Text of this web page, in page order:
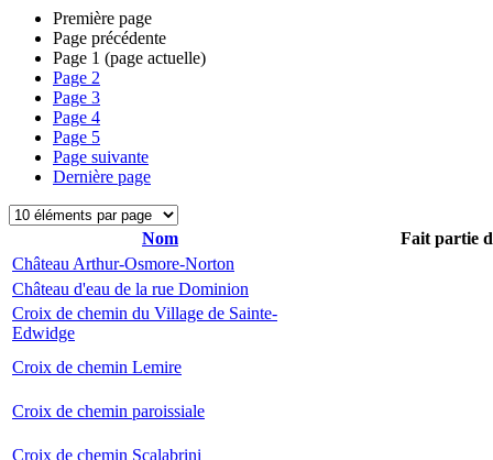
Première page
Page précédente
Page 1 (page actuelle)
Page 2
Page 3
Page 4
Page 5
Page suivante
Dernière page
Nom
Fait partie
Château Arthur-Osmore-Norton
Château d'eau de la rue Dominion
Croix de chemin du Village de Sainte-
Edwidge
Croix de chemin Lemire
Croix de chemin paroissiale
Croix de chemin Scalabrini